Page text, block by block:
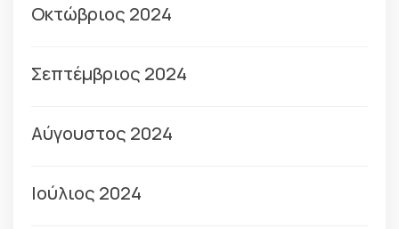
Οκτώβριος 2024
Σεπτέμβριος 2024
Αύγουστος 2024
Ιούλιος 2024